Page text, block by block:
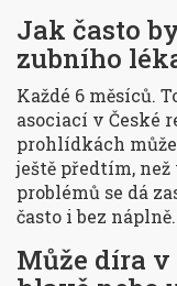
Jak často
zubního
Každé 6 měsíců.
asociací v České
prohlídkách
ještě předtím,
problémů se dá
často i bez náplně.
Může díra